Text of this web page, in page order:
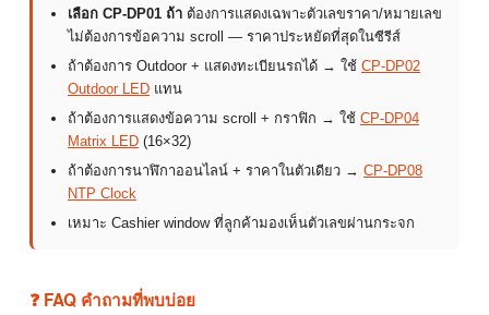
เลือก CP-DP01 ถ้า ต้องการแสดงเฉพาะตัวเลขราคา/หมายเลข
ไม่ต้องการข้อความ scroll — ราคาประหยัดที่สุดในซีรีส์
ถ้าต้องการ Outdoor + แสดงทะเบียนรถได้ → ใช้ CP-DP02
Outdoor LED แทน
ถ้าต้องการแสดงข้อความ scroll + กราฟิก → ใช้ CP-DP04
Matrix LED (16×32)
ถ้าต้องการนาฬิกาออนไลน์ + ราคาในตัวเดียว → CP-DP08
NTP Clock
เหมาะ Cashier window ที่ลูกค้ามองเห็นตัวเลขผ่านกระจก
❓ FAQ คำถามที่พบบ่อย